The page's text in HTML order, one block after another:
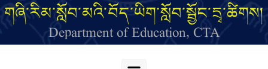
གཞི་རིམ་སློབ་མའི་བོད་ཡིག་སློབ་སྦྱོང་དྲྭ་ཚིགས།
Department of Education, CTA